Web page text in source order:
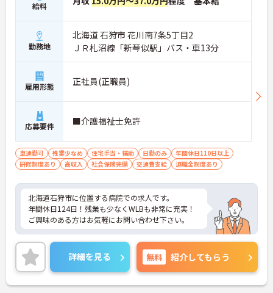
給料
勤務地
北海道 石狩市 花川南7条5丁目2
ＪＲ札沼線「新琴似駅」バス・車13分
雇用形態 正社員(正職員)
応募要件 ■介護福祉士免許
車通勤可 残業少なめ 住宅手当・補助 日勤のみ
年間休日110日以上
研修制度あり
高収入 社会保険完備 交通費支給 退職金制度あり
北海道石狩市に位置する病院での求人です。
年間休日124日！残業も少なくWLBも非常に充実！
ご興味のある方はお気軽にお問い合わせ下さい。
詳細を見る 無料 紹介してもらう